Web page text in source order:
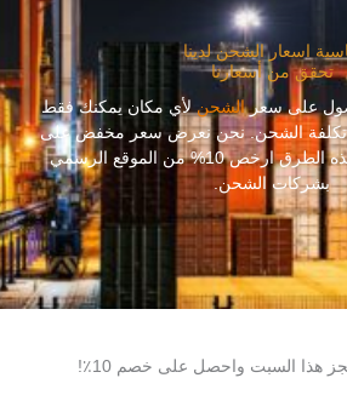
اسعار الشحن لدينا
تحقق من أسعارنا
على سعرالشحن لأي مكان يمكنك فقط
تكلفة الشحن. نحن نعرض سعر مخفض على
. هذه الطرق ارخص 10% من الموقع الرسمي
بشركات الشحن.
هذا السبت واحصل على خصم 10٪!